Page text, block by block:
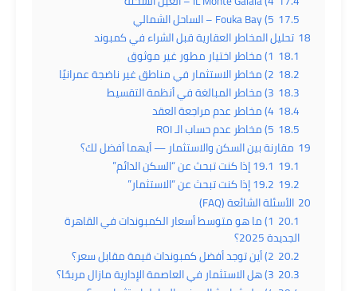
17.5 5) Fouka Bay – الساحل الشمالي
18 تحليل المخاطر العقارية قبل الشراء في كمبوند
18.1 1) مخاطر اختيار مطور غير موثوق
18.2 2) مخاطر الاستثمار في مناطق غير ناضجة عمرانيًا
18.3 3) مخاطر المبالغة في أنظمة التقسيط
18.4 4) مخاطر عدم مراجعة العقد
18.5 5) مخاطر عدم حساب الـ ROI
19 مقارنة بين السكن والاستثمار — أيهما أفضل لك؟
19.1 19.1 إذا كنت تبحث عن “السكن الدائم”
19.2 19.2 إذا كنت تبحث عن “الاستثمار”
20 الأسئلة الشائعة (FAQ)
20.1 1) ما هو متوسط أسعار الكمبوندات في القاهرة
الجديدة 2025؟
20.2 2) أين توجد أفضل كمبوندات قيمة مقابل سعر؟
20.3 3) هل الاستثمار في العاصمة الإدارية مازال مربحًا؟